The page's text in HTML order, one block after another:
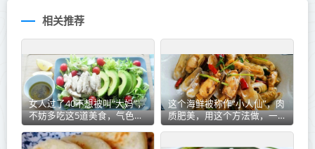
相关推荐
女人过了40不想被叫“大妈”，
不妨多吃这5道美食，气色好
皮肤好，显年轻！
这个海鲜被称作“小人仙”，肉
质肥美，用这个方法做，一盘
不够吃